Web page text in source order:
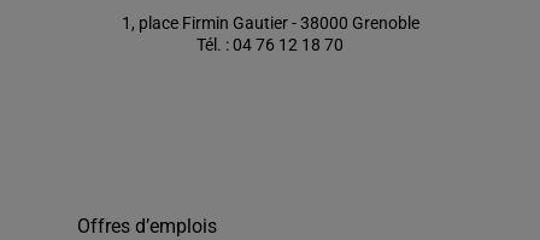
1, place Firmin Gautier - 38000 Grenoble
Tél. : 04 76 12 18 70
Offres d’emplois